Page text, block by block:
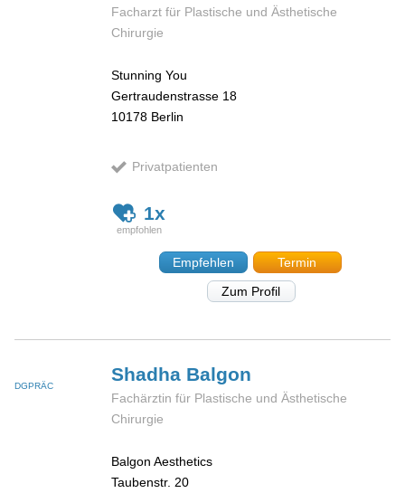
Facharzt für Plastische und Ästhetische
Chirurgie
Stunning You
Gertraudenstrasse 18
10178 Berlin
Privatpatienten
1x
Empfehlen
Termin
Zum Profil
DGPRÄC
Shadha Balgon
Fachärztin für Plastische und Ästhetische
Chirurgie
Balgon Aesthetics
Taubenstr. 20